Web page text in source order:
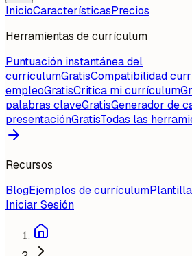
InicioCaracterísticasPrecios
Herramientas de currículum
Puntuación instantánea del
currículumGratisCompatibilidad
empleoGratisCritica mi currículum
palabras claveGratisGenerador de
presentaciónGratisTodas las
Recursos
BlogEjemplos de currículum
Iniciar Sesión